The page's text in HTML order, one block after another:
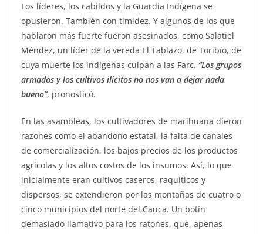
Los líderes, los cabildos y la Guardia Indígena se
opusieron. También con timidez. Y algunos de los que
hablaron más fuerte fueron asesinados, como Salatiel
Méndez, un líder de la vereda El Tablazo, de Toribío, de
cuya muerte los indígenas culpan a las Farc. “Los grupos
armados y los cultivos ilícitos no nos van a dejar nada
bueno”, pronosticó.
En las asambleas, los cultivadores de marihuana dieron
razones como el abandono estatal, la falta de canales
de comercialización, los bajos precios de los productos
agrícolas y los altos costos de los insumos. Así, lo que
inicialmente eran cultivos caseros, raquíticos y
dispersos, se extendieron por las montañas de cuatro o
cinco municipios del norte del Cauca. Un botín
demasiado llamativo para los ratones, que, apenas